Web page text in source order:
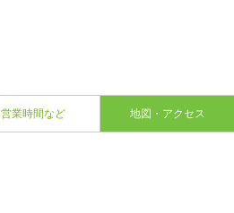
営業時間など 地図・アクセス